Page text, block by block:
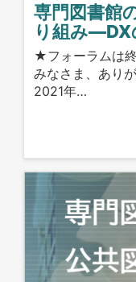
専門図書館
り組み―DX
★フォーラムは
みなさま、あり
2021年…